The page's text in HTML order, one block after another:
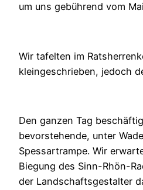
um uns gebührend vom
Wir tafelten im
kleingeschrieben, jedoch
Den ganzen Tag
bevorstehende, unter
Spessartrampe. Wir
Biegung des Sinn-Rhön-
der Landschaftsgestalter